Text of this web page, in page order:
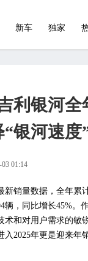
新车 独家
利银河
银河速度
01:14
销量数据，全年累
辆，同比增长45%。
术和对用户需求的敏
入2025年更是迎来